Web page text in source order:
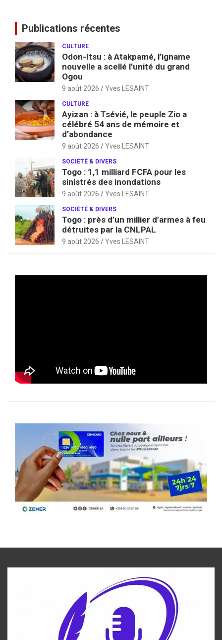
Publications récentes
CULTURE
Odon-Itsu : à Atakpamé, l’igname
nouvelle a scellé l’unité du grand
Ogou
9 août 2026 Yves LESAINT
CULTURE
Ayizan : à Tsévié, le peuple Zio a
célébré 54 ans de mémoire et
d’abondance
9 août 2026 Yves LESAINT
SOCIÉTÉ & DIVERS
Togo : 1,1 milliard FCFA pour les
sinistrés des inondations
9 août 2026 Yves LESAINT
SOCIÉTÉ & DIVERS
Togo : près d’un millier d’armes à feu
détruites par la CNLPAL
9 août 2026 Yves LESAINT